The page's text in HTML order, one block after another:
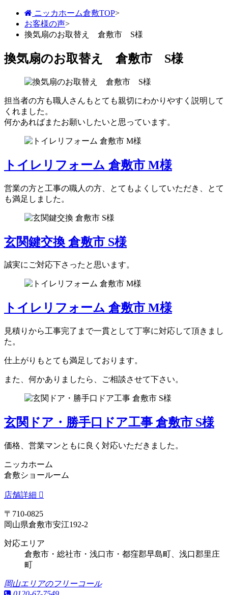
ニッカホーム倉敷TOP>
お客様の声>
換気扇のお取替え 倉敷市 S様
換気扇のお取替え 倉敷市 S様
担当者の方も職人さんもとても親切にわかりやすく説明して
くれました。
何かあればまたお願いしたいと思っています。
トイレリフォーム 倉敷市 M様
営業の方と工事の職人の方、とてもよくしていただき、とて
も満足しました。
玄関鍵交換 倉敷市 S様
誠実にご対応下さったと思います。
トイレリフォーム 倉敷市 M様
見積りから工事完了まで一貫として丁寧に対応して頂きまし
た。
仕上がりもとても満足しております。
また、何かありましたら、ご相談させて下さい。
玄関ドア・勝手口ドア工事 倉敷市 S様
価格、営業マンともに良く対応いただきました。
ニッカホーム
倉敷ショールーム
店舗詳細
〒710-0825
岡山県倉敷市安江192-2
対応エリア
倉敷市・総社市・浅口市・都窪郡早島町、浅口郡里庄
町
岡山エリアのフリーコール